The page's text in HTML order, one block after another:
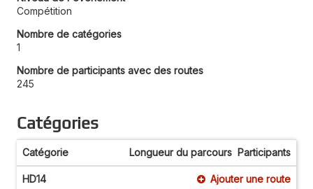
Compétition
Nombre de catégories
1
Nombre de participants avec des routes
245
Catégories
Catégorie Longueur du parcours Participants
HD14 Ajouter une route